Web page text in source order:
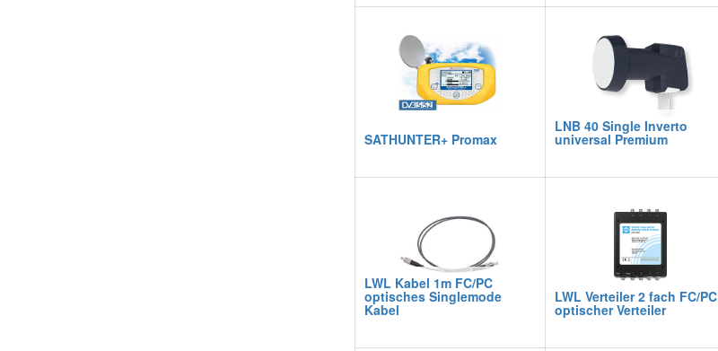
SATHUNTER+ Promax
LNB 40 Single Inverto
universal Premium
LWL Kabel 1m FC/PC
optisches Singlemode
Kabel
LWL Verteiler 2 fach FC/PC
optischer Verteiler